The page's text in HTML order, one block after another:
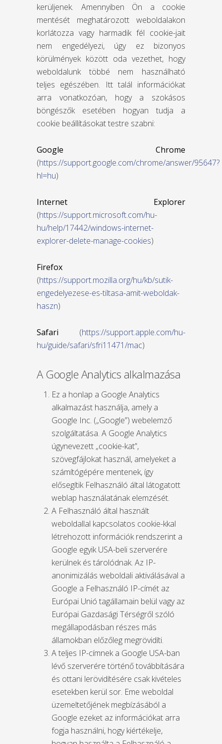
kerüljenek. Amennyiben Ön a cookie
mentését meghatározott weboldalakon
korlátozza vagy harmadik fél cookie-jait
nem engedélyezi, úgy ez bizonyos
körülmények között oda vezethet, hogy
weboldalunk többé nem használható
teljes egészében. Itt talál információkat
arra vonatkozóan, hogy a szokásos
böngészők esetében hogyan tudja a
cookie beállításokat testre szabni:
Google Chrome
(https://support.google.com/chrome/answer/95647?
hl=hu)
Internet Explorer
(https://support.microsoft.com/hu-
hu/help/17442/windows-internet-
explorer-delete-manage-cookies)
Firefox
(https://support.mozilla.org/hu/kb/sutik-
engedelyezese-es-tiltasa-amit-weboldak-
haszn)
Safari (https://support.apple.com/hu-
hu/guide/safari/sfri11471/mac)
A Google Analytics alkalmazása
Ez a honlap a Google Analytics
alkalmazást használja, amely a
Google Inc. („Google”) webelemző
szolgáltatása. A Google Analytics
úgynevezett „cookie-kat”,
szövegfájlokat használ, amelyeket a
számítógépére mentenek, így
elősegítik Felhasználó által látogatott
weblap használatának elemzését.
A Felhasználó által használt
weboldallal kapcsolatos cookie-kkal
létrehozott információk rendszerint a
Google egyik USA-beli szerverére
kerülnek és tárolódnak. Az IP-
anonimizálás weboldali aktiválásával a
Google a Felhasználó IP-címét az
Európai Unió tagállamain belül vagy az
Európai Gazdasági Térségről szóló
megállapodásban részes más
államokban előzőleg megrövidíti.
A teljes IP-címnek a Google USA-ban
lévő szerverére történő továbbítására
és ottani lerövidítésére csak kivételes
esetekben kerül sor. Eme weboldal
üzemeltetőjének megbízásából a
Google ezeket az információkat arra
fogja használni, hogy kiértékelje,